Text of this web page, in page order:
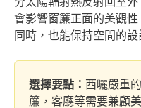
會影響窗簾正面的美觀
同時，也能保持空間的設
選擇要點： 西曬嚴重
簾，客廳等需要兼顧